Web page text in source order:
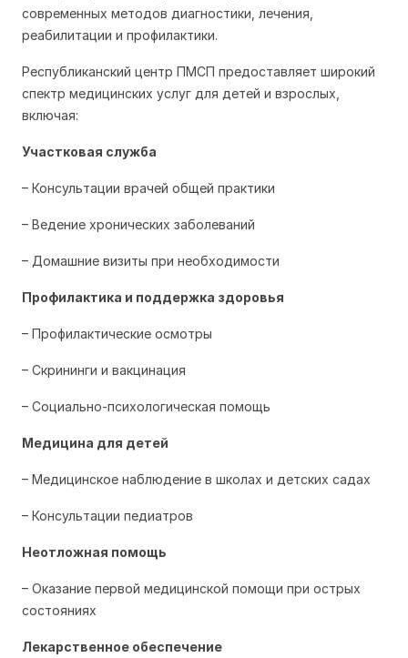
современных методов диагностики, лечения,
реабилитации и профилактики.
Республиканский центр ПМСП предоставляет широкий
спектр медицинских услуг для детей и взрослых,
включая:
Участковая служба
– Консультации врачей общей практики
– Ведение хронических заболеваний
– Домашние визиты при необходимости
Профилактика и поддержка здоровья
– Профилактические осмотры
– Скрининги и вакцинация
– Социально-психологическая помощь
Медицина для детей
– Медицинское наблюдение в школах и детских садах
– Консультации педиатров
Неотложная помощь
– Оказание первой медицинской помощи при острых
состояниях
Лекарственное обеспечение